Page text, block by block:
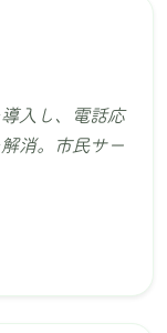
入し、電話応
消。市民サー